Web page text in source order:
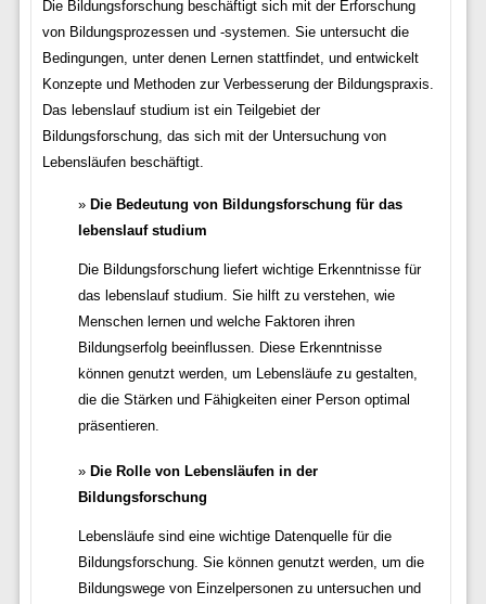
Die Bildungsforschung beschäftigt sich mit der Erforschung
von Bildungsprozessen und -systemen. Sie untersucht die
Bedingungen, unter denen Lernen stattfindet, und entwickelt
Konzepte und Methoden zur Verbesserung der Bildungspraxis.
Das lebenslauf studium ist ein Teilgebiet der
Bildungsforschung, das sich mit der Untersuchung von
Lebensläufen beschäftigt.
Die Bedeutung von Bildungsforschung für das
lebenslauf studium
Die Bildungsforschung liefert wichtige Erkenntnisse für
das lebenslauf studium. Sie hilft zu verstehen, wie
Menschen lernen und welche Faktoren ihren
Bildungserfolg beeinflussen. Diese Erkenntnisse
können genutzt werden, um Lebensläufe zu gestalten,
die die Stärken und Fähigkeiten einer Person optimal
präsentieren.
Die Rolle von Lebensläufen in der
Bildungsforschung
Lebensläufe sind eine wichtige Datenquelle für die
Bildungsforschung. Sie können genutzt werden, um die
Bildungswege von Einzelpersonen zu untersuchen und